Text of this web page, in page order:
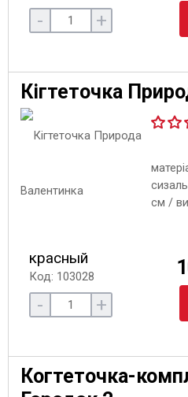
- +
Кігтеточка
см /
красный
Код: 103028
- +
Когтеточка-